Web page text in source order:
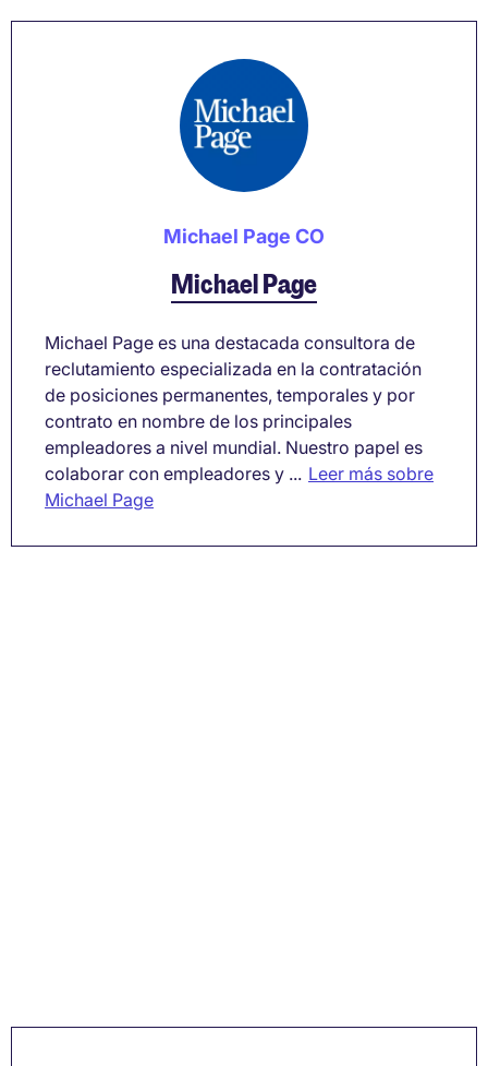
Michael Page CO
Michael Page
Michael Page es una destacada consultora de
reclutamiento especializada en la contratación
de posiciones permanentes, temporales y por
contrato en nombre de los principales
empleadores a nivel mundial. Nuestro papel es
colaborar con empleadores y ... Leer más sobre
Michael Page